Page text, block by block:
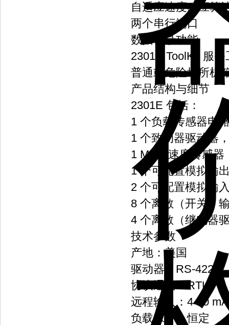
自适应速度感应算
两个串行端口
数据记录功能
2301E ToolKit 服
普通或危险场所机
产品结构与细节
2301E 包括：
1 个负载传感器电
1 个致动器驱动器
1 MPU 速度传感器
1 个可配置模拟输
2 个可配置模拟输
8 个离散（开关）
4 个离散（继电器
技术参数
产地：美国
驱动器：RS-422
协议通信：RTU
远程输入：4-20 mA
负载水平：恒定